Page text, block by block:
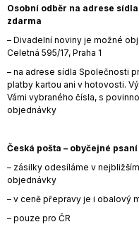
Osobní odběr na adrese
zdarma
– Divadelní noviny je možné
Celetná 595/17, Praha 1
– na adrese sídla Společnosti
platby kartou ani v hotovosti.
Vámi vybraného čísla, s
objednávky
Česká pošta – obyčejné psaní
– zásilky odesíláme v
objednávky
– v ceně přepravy je i obalový
– pouze pro ČR
a
j
í
t
?
HLEDAT
D